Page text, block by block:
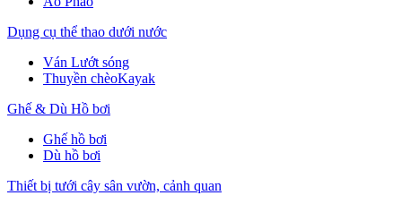
Dụng cụ thể thao dưới nước
Ván Lướt sóng
Thuyền chèoKayak
Ghế & Dù Hồ bơi
Ghế hồ bơi
Dù hồ bơi
Thiết bị tưới cây sân vườn, cảnh quan